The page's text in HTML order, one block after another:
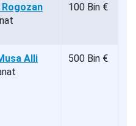
100 Bin €
Alli
500 Bin €